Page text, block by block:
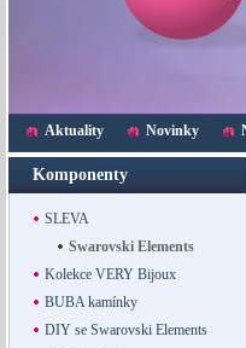
Aktuality Novinky
Komponenty
SLEVA
Swarovski Elements
Kolekce VERY Bijoux
BUBA kamínky
DIY se Swarovski Elements